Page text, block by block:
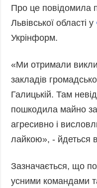
Діаcпора
Спорт
Подкасти
Публікації
Інтерв'ю
Про це повідомила
Львівської області у
Укрінформ.
«Ми отримали
закладів
Галицькій. Там
пошкодила майно
агресивно і
лайкою», - йдеться
Зазначається, що
усними командами